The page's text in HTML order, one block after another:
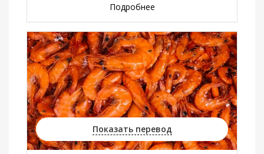
Подробнее
Показать перевод